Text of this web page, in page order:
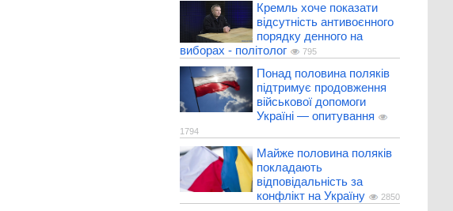
Кремль хоче показати
відсутність антивоєнного
порядку денного на
виборах - політолог
795
Понад половина поляків
підтримує продовження
військової допомоги
Україні — опитування
1794
Майже половина поляків
покладають
відповідальність за
конфлікт на Україну
2850